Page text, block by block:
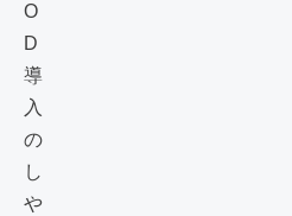
O
D
導
入
の
し
や